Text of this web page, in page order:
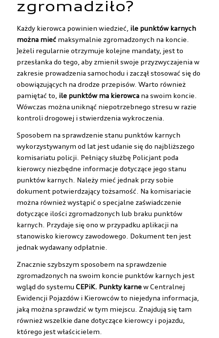
zgromadziło?
Każdy kierowca powinien wiedzieć,
ile punktów karnych
można miećmaksymalnie zgromadzonych na koncie.
Jeżeli regularnie otrzymuje kolejne mandaty, jest to
przesłanka do tego, aby zmienił swoje przyzwyczajenia w
zakresie prowadzenia samochodu i zaczął stosować się do
obowiązujących na drodze przepisów. Warto również
pamiętać to,
ile punktów ma kierowcana swoim koncie.
Wówczas można uniknąć niepotrzebnego stresu w razie
kontroli drogowej i stwierdzenia wykroczenia.
Sposobem na sprawdzenie stanu punktów karnych
wykorzystywanym od lat jest udanie się do najbliższego
komisariatu policji. Pełniący służbę Policjant poda
kierowcy niezbędne informacje dotyczące jego stanu
punktów karnych. Należy mieć jednak przy sobie
dokument potwierdzający tożsamość. Na komisariacie
można również wystąpić o specjalne zaświadczenie
dotyczące ilości zgromadzonych lub braku punktów
karnych. Przydaje się ono w przypadku aplikacji na
stanowisko kierowcy zawodowego. Dokument ten jest
jednak wydawany odpłatnie.
Znacznie szybszym sposobem na sprawdzenie
zgromadzonych na swoim koncie punktów karnych jest
wgląd do systemu CEPiK. Punkty karnew Centralnej
Ewidencji Pojazdów i Kierowców to niejedyna informacja,
jaką można sprawdzić w tym miejscu. Znajdują się tam
również wszelkie dane dotyczące kierowcy i pojazdu,
którego jest właścicielem.